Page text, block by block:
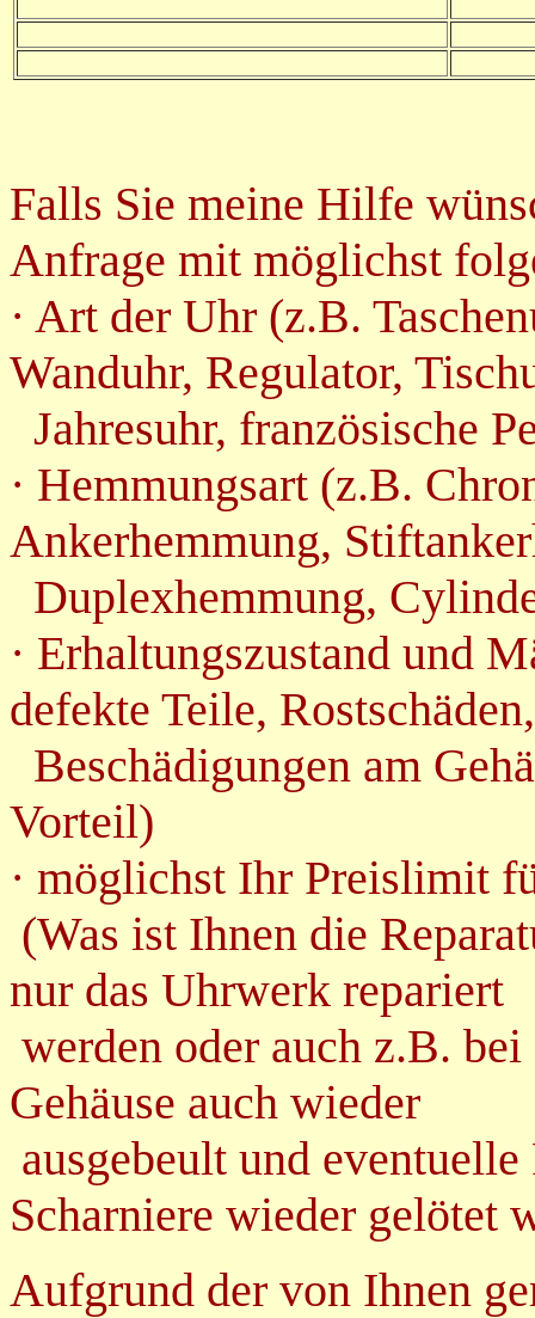
Falls Sie meine Hilfe
Anfrage mit möglichst
· Art der Uhr (z.B.
Wanduhr, Regulator,
Jahresuhr, französische
· Hemmungsart (z.B.
Ankerhemmung,
Duplexhemmung,
· Erhaltungszustand und
defekte Teile, Rostschäden,
Beschädigungen am
Vorteil)
· möglichst Ihr Preislimit
(Was ist Ihnen die
nur das Uhrwerk repariert
werden oder auch z.B.
Gehäuse auch wieder
ausgebeult und
Scharniere wieder gelötet
Aufgrund der von Ihnen